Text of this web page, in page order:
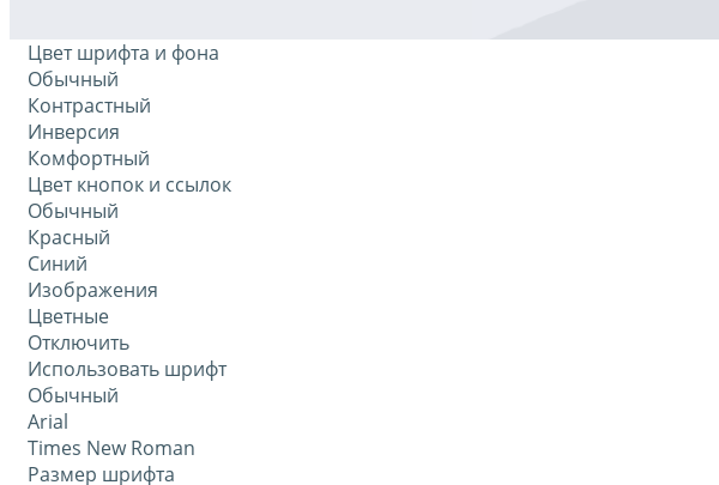
Цвет шрифта и фона
Обычный
Контрастный
Инверсия
Комфортный
Цвет кнопок и ссылок
Обычный
Красный
Синий
Изображения
Цветные
Отключить
Использовать шрифт
Обычный
Arial
Times New Roman
Размер шрифта